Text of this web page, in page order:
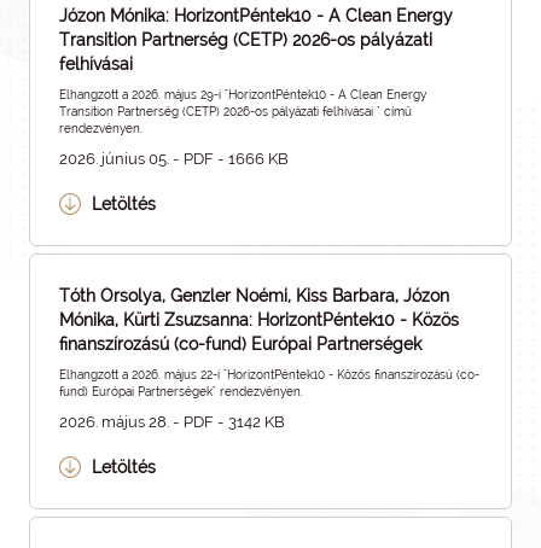
Józon Mónika: HorizontPéntek10 - A Clean Energy
Transition Partnerség (CETP) 2026-os pályázati
felhívásai
Elhangzott a 2026. május 29-i "HorizontPéntek10 - A Clean Energy
Transition Partnerség (CETP) 2026-os pályázati felhívásai " című
rendezvényen.
2026. június 05. - PDF - 1666 KB
Letöltés
Tóth Orsolya, Genzler Noémi, Kiss Barbara, Józon
Mónika, Kürti Zsuzsanna: HorizontPéntek10 - Közös
finanszírozású (co-fund) Európai Partnerségek
Elhangzott a 2026. május 22-i "HorizontPéntek10 - Közös finanszírozású (co-
fund) Európai Partnerségek" rendezvényen.
2026. május 28. - PDF - 3142 KB
Letöltés